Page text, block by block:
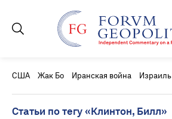
США Жак Бо Иранская война Израиль
Статьи по тегу «Клинтон, Билл»